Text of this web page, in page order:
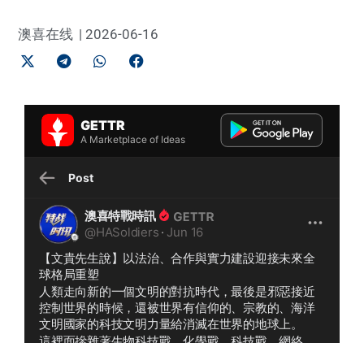
澳喜在线 | 2026-06-16